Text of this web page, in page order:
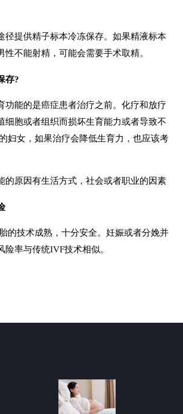
径提供精子标本冷冻保存。如果精液标本
性不能射精，可能会需要手术取精。
存?
功能的是癌症患者治疗之前。化疗和放疗
细胞或者组织而损坏生育能力或者导致不
妇女，如果治疗会降低生育力，也应该考
的原因有生活方式，社会或者职业的因素
的技术成熟，十分安全。妊娠或者分娩并
险率与传统IVF技术相似。